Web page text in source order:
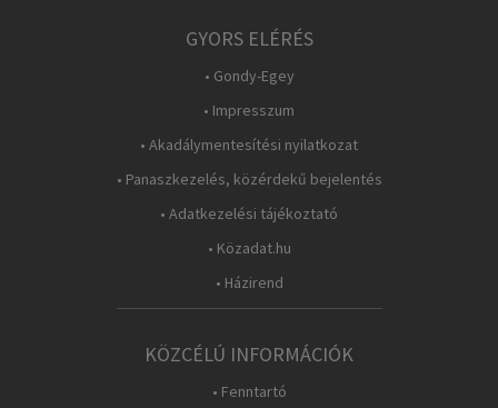
GYORS ELÉRÉS
• Gondy-Egey
• Impresszum
• Akadálymentesítési nyilatkozat
• Panaszkezelés, közérdekű bejelentés
• Adatkezelési tájékoztató
• Közadat.hu
• Házirend
KÖZCÉLÚ INFORMÁCIÓK
• Fenntartó